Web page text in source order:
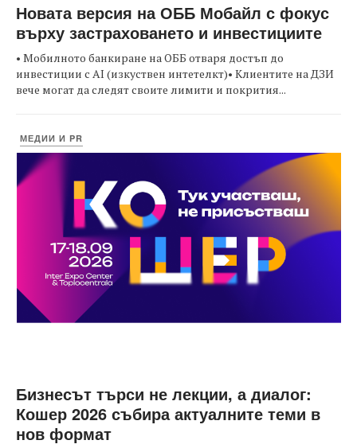
Новата версия на ОББ Мобайл с фокус
върху застраховането и инвестициите
• Мобилното банкиране на ОББ отваря достъп до
инвестиции с AI (изкуствен интетелкт)• Клиентите на ДЗИ
вече могат да следят своите лимити и покрития...
МЕДИИ И PR
Бизнесът търси не лекции, а диалог:
Кошер 2026 събира актуалните теми в
нов формат